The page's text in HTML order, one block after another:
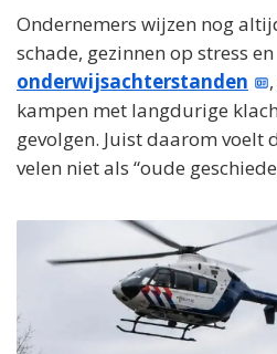
Ondernemers wijzen nog
schade, gezinnen op stress en
onderwijsachterstanden
kampen met langdurige
gevolgen. Juist daarom voelt
velen niet als “oude